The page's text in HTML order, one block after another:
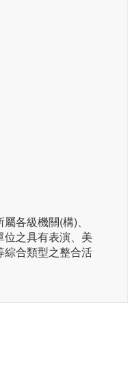
各級機關(構)、
位之具有表演、美
合類型之整合活